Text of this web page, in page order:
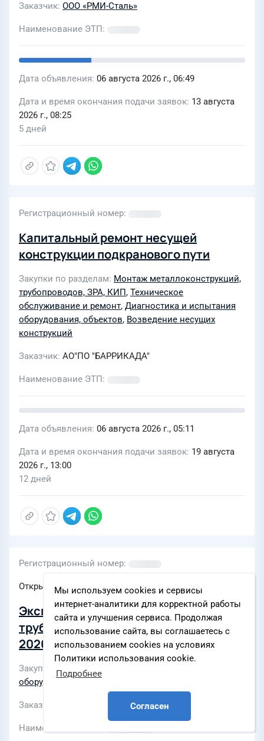
Мы используем cookies и сервисы
интернет-аналитики для корректной работы
сайта и улучшения сервиса. Продолжая
использование сайта, вы соглашаетесь с
использованием cookies на условиях
Политики использования cookie.
Подробнее
Согласен
Заказчик ООО «РМИ-Сталь»
Наименование ЭТП
Дата объявления 06 августа 2026 г., 06:49
Дата и время окончания подачи заявок 13 августа
2026 г., 08:25
5 дней
Регистрационный номер
Капитальный ремонт несущей
конструкции подкранового пути
Закупки по разделам Монтаж металлоконструкций,
трубопроводов, ЗРА, КИП, Техническое
обслуживание и ремонт, Диагностика и испытания
оборудования, объектов, Возведение несущих
конструкций
Заказчик АО"ПО "БАРРИКАДА"
Наименование ЭТП
Дата объявления 06 августа 2026 г., 05:11
Дата и время окончания подачи заявок 19 августа
2026 г., 13:00
12 дней
Регистрационный номер
Открытый тендер на закупку
Экспертное обследование дымовых
труб ООО "Группа "Магнезит" на
2026г
Закупки по разделу
оборудования, объектов
Заказчик ПАО «Комбинат «Магнезит»
Наименование ЭТП